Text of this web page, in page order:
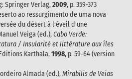
Springer Verlag,2009, p. 359-373
ao ressurgimento de uma nova
du désert à l'éveil d'une
Veiga (ed.),Cabo Verde:
/ Insularité et littérature aux îles
Karthala,1998, p. 59-64 (version
Almada (ed.),Mirabilis de Veias